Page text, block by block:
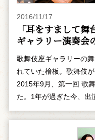
2016/11/17
「耳をすまして
ギャラリー演奏
歌舞伎座ギャラリーの
れていた檜板。歌舞伎
2015年9月、第一回 歌
た。1年が過ぎた今、出